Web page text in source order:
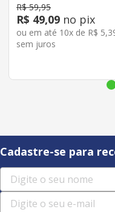
R$ 59,95
R$ 49,09 no pix
ou em até 10x de R$ 5,
sem juros
Cadastre-se para